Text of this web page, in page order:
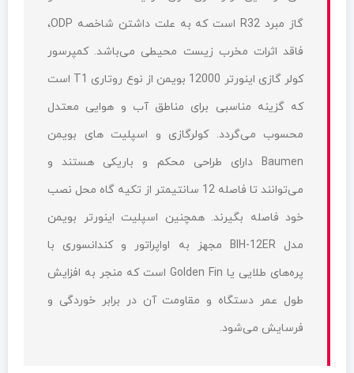
گاز مبرد R32 است که به علت داشتن شاخصه ODP،
فاقد اثرات مخرب زیست محیطی می‌باشد. کمپرسور
کولر گازی اینورتر 12000 بویمن از نوع روتاری T1 است
که گزینه مناسبی برای مناطق آب و هوایی معتدل
محسوب می‌گردد. کولرگازی و اسپلیت های بویمن
Baumen دارای طراحی محکم و باریکی هستند و
می‌توانند تا فاصله 12 سانتیمتر از تکیه گاه محل نصب
خود فاصله بگیرند. همچنین اسپلیت اینورتر بویمن
مدل BIH-12ER مجهز به اواپراتور و کندانسوری با
پره‌های طلایی یا Golden Fin است که منجر به افزایش
طول عمر دستگاه و مقاومت آن در برابر خوردگی و
فرسایش می‌شود.